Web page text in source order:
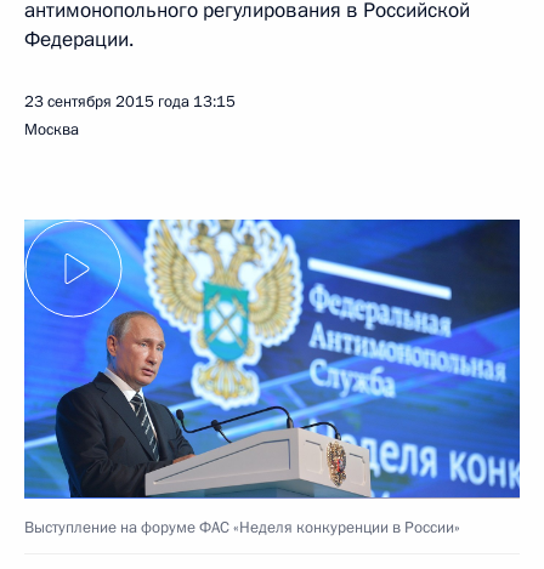
антимонопольного регулирования в Российской
Федерации.
23 сентября 2015 года 13:15
Москва
Выступление на форуме ФАС «Неделя конкуренции в России»